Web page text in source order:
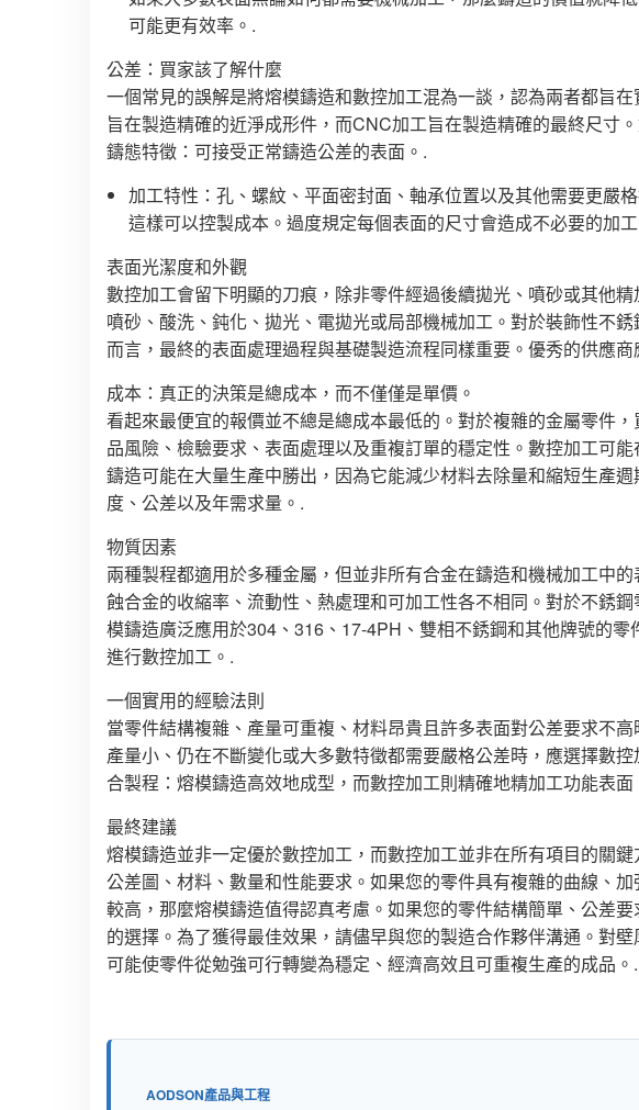
可能更有效率。.
公差：買家該了解什麼
一個常見的誤解是將熔模鑄造和數控加工混為一談，認為兩者都旨
旨在製造精確的近淨成形件，而CNC加工旨在製造精確的最終尺寸
鑄態特徵：可接受正常鑄造公差的表面。.
加工特性：孔、螺紋、平面密封面、軸承位置以及其他需要更嚴
這樣可以控製成本。過度規定每個表面的尺寸會造成不必要的加
表面光潔度和外觀
數控加工會留下明顯的刀痕，除非零件經過後續拋光、噴砂或其他
噴砂、酸洗、鈍化、拋光、電拋光或局部機械加工。對於裝飾性不
而言，最終的表面處理過程與基礎製造流程同樣重要。優秀的供應
成本：真正的決策是總成本，而不僅僅是單價。
看起來最便宜的報價並不總是總成本最低的。對於複雜的金屬零件
品風險、檢驗要求、表面處理以及重複訂單的穩定性。數控加工可
鑄造可能在大量生產中勝出，因為它能減少材料去除量和縮短生產
度、公差以及年需求量。.
物質因素
兩種製程都適用於多種金屬，但並非所有合金在鑄造和機械加工中
蝕合金的收縮率、流動性、熱處理和可加工性各不相同。對於不銹
模鑄造廣泛應用於304、316、17-4PH、雙相不銹鋼和其他牌號的
進行數控加工。.
一個實用的經驗法則
當零件結構複雜、產量可重複、材料昂貴且許多表面對公差要求不
產量小、仍在不斷變化或大多數特徵都需要嚴格公差時，應選擇數
合製程：熔模鑄造高效地成型，而數控加工則精確地精加工功能表面
最終建議
熔模鑄造並非一定優於數控加工，而數控加工並非在所有項目的關
公差圖、材料、數量和性能要求。如果您的零件具有複雜的曲線、
較高，那麼熔模鑄造值得認真考慮。如果您的零件結構簡單、公差
的選擇。為了獲得最佳效果，請儘早與您的製造合作夥伴溝通。對
可能使零件從勉強可行轉變為穩定、經濟高效且可重複生產的成品。.
AODSON產品與工程